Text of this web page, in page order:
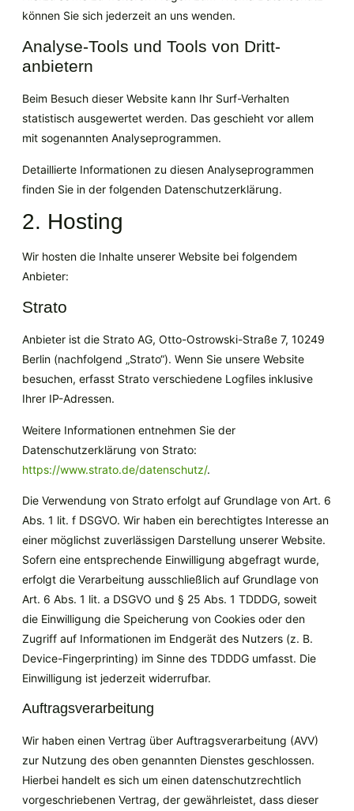
können Sie sich jederzeit an uns wenden.
Analyse-Tools und Tools von Dritt­
anbietern
Beim Besuch dieser Website kann Ihr Surf-Verhalten
statistisch ausgewertet werden. Das geschieht vor allem
mit sogenannten Analyseprogrammen.
Detaillierte Informationen zu diesen Analyseprogrammen
finden Sie in der folgenden Datenschutzerklärung.
2. Hosting
Wir hosten die Inhalte unserer Website bei folgendem
Anbieter:
Strato
Anbieter ist die Strato AG, Otto-Ostrowski-Straße 7, 10249
Berlin (nachfolgend „Strato“). Wenn Sie unsere Website
besuchen, erfasst Strato verschiedene Logfiles inklusive
Ihrer IP-Adressen.
Weitere Informationen entnehmen Sie der
Datenschutzerklärung von Strato:
https://www.strato.de/datenschutz/.
Die Verwendung von Strato erfolgt auf Grundlage von Art. 6
Abs. 1 lit. f DSGVO. Wir haben ein berechtigtes Interesse an
einer möglichst zuverlässigen Darstellung unserer Website.
Sofern eine entsprechende Einwilligung abgefragt wurde,
erfolgt die Verarbeitung ausschließlich auf Grundlage von
Art. 6 Abs. 1 lit. a DSGVO und § 25 Abs. 1 TDDDG, soweit
die Einwilligung die Speicherung von Cookies oder den
Zugriff auf Informationen im Endgerät des Nutzers (z. B.
Device-Fingerprinting) im Sinne des TDDDG umfasst. Die
Einwilligung ist jederzeit widerrufbar.
Auftragsverarbeitung
Wir haben einen Vertrag über Auftragsverarbeitung (AVV)
zur Nutzung des oben genannten Dienstes geschlossen.
Hierbei handelt es sich um einen datenschutzrechtlich
vorgeschriebenen Vertrag, der gewährleistet, dass dieser